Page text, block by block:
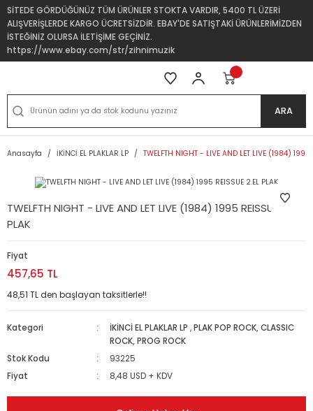
SİTEDE GÖRDÜĞÜNÜZ TÜM ÜRÜNLER STOKTA VARDIR, 5400 TL ÜZERİ
ALIŞVERİŞLERDE KARGO ÜCRETSİZDİR. EBAY'DE SATIŞTAKİ ÜRÜNLERİMİZDEN
İSTEĞİNİZ OLURSA İLETİŞİME GEÇİNİZ.
https://www.ebay.com/str/zihnimuzik
ARA
Anasayfa İKİNCİ EL PLAKLAR LP TWELFTH NIGHT - LIVE AND LET LIVE (1984) 1995
TWELFTH NIGHT - LIVE AND LET LIVE (1984) 1995 REISSUE 2.EL
PLAK
Fiyat
457,65 TL
48,51 TL den başlayan taksitlerle!!
Kategori İKİNCİ EL PLAKLAR LP ,PLAK POP ROCK, CLASSIC
ROCK, PROG ROCK
Stok Kodu
93225
Fiyat
8,48 USD + KDV